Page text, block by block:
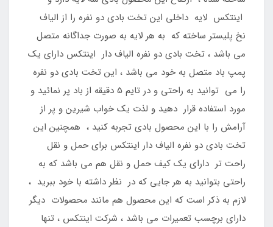
اینتکس لایه داخلی این تخت بادی دو نفره را از الیاف
نخ پلیستر ساخته که به هر لایه به صورت جداگانه متصل
می باشد ، تخت بادی دو نفره الیاف دار اینتکس دارای یک
پمپ باد متصل به خود می باشد ، این تخت بادی دو نفره
را می توانید به راحتی و در تایم 5 دقیقه از باد پر نمائید و
مورد استفاده قرار دهید و لذت یک خواب شیرین و پر از
آرامش را با این محصول بادی تجربه کنید ، همچنین این
تخت بادی دو نفره الیاف دار اینتکس برای حمل و نقل
راحت تر دارای یک کیف حمل و نقل هم می باشد که به
راحتی بتوانید به هر جایی که در نظر داشته با خود ببرید ،
لازم به ذکر است که این محصول هم مانند محصولات دیگر
دارای برچسب تعمیرات می باشد ، شرکت اینتکس ، تنها